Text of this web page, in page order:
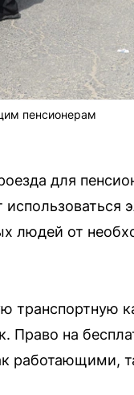
пенсионерам
для
людей от
транспортную
Право на
работающими,